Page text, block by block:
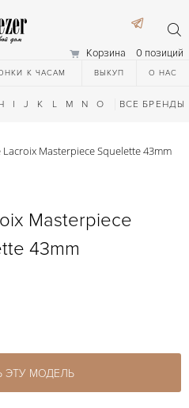
Корзина 0 позиций
К ЧАСАМ ВЫКУП О НАС
I J K L M N O Q R S T
ВСЕ БРЕНДЫ
Lacroix Masterpiece Squelette 43mm
Masterpiece
43mm
ЭТУ МОДЕЛЬ